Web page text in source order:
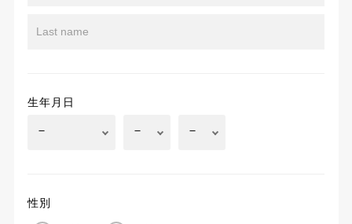
生年月日
性別